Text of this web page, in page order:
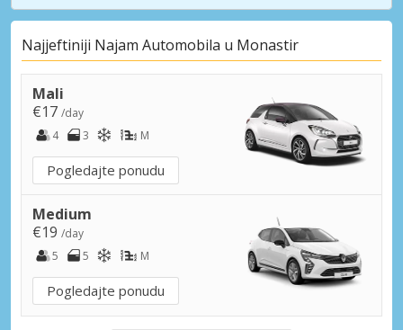
Najjeftiniji Najam Automobila u Monastir
Mali
€17 /day
4
3 M
Pogledajte ponudu
Medium
€19 /day
5
5 M
Pogledajte ponudu